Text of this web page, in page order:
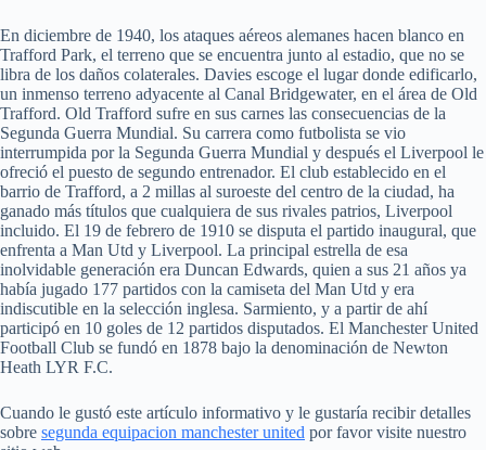
En diciembre de 1940, los ataques aéreos alemanes hacen blanco en
Trafford Park, el terreno que se encuentra junto al estadio, que no se
libra de los daños colaterales. Davies escoge el lugar donde edificarlo,
un inmenso terreno adyacente al Canal Bridgewater, en el área de Old
Trafford. Old Trafford sufre en sus carnes las consecuencias de la
Segunda Guerra Mundial. Su carrera como futbolista se vio
interrumpida por la Segunda Guerra Mundial y después el Liverpool le
ofreció el puesto de segundo entrenador. El club establecido en el
barrio de Trafford, a 2 millas al suroeste del centro de la ciudad, ha
ganado más títulos que cualquiera de sus rivales patrios, Liverpool
incluido. El 19 de febrero de 1910 se disputa el partido inaugural, que
enfrenta a Man Utd y Liverpool. La principal estrella de esa
inolvidable generación era Duncan Edwards, quien a sus 21 años ya
había jugado 177 partidos con la camiseta del Man Utd y era
indiscutible en la selección inglesa. Sarmiento, y a partir de ahí
participó en 10 goles de 12 partidos disputados. El Manchester United
Football Club se fundó en 1878 bajo la denominación de Newton
Heath LYR F.C.
Cuando le gustó este artículo informativo y le gustaría recibir detalles
sobre segunda equipacion manchester united por favor visite nuestro